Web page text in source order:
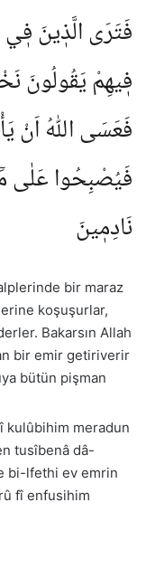
فَتَرَى الَّذٖينَ
فٖيهِمْ يَقُولُونَ
فَعَسَى اللّٰهُ اَنْ
فَيُصْبِحُوا عَلٰى
نَادِمٖينَ
bir maraz
koşuşurlar,
Bakarsın Allah
bir emir getiriverir
bütün pişman
kulûbihim meradun
tusîbenâ dâ-
bi-lfethi ev emrin
fî enfusihim